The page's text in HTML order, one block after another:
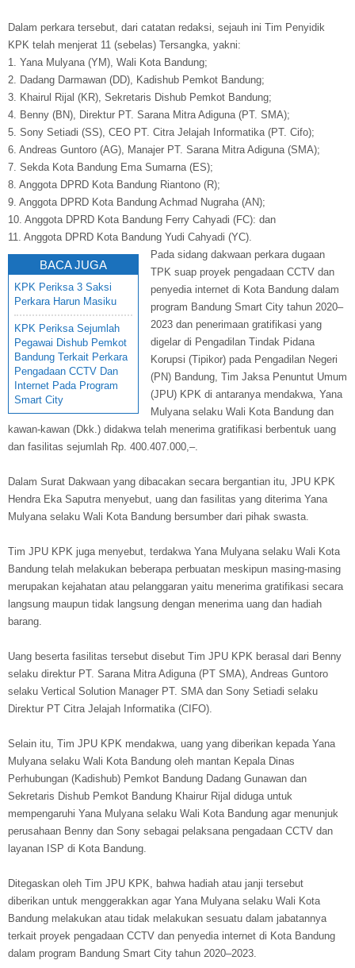
Dalam perkara tersebut, dari catatan redaksi, sejauh ini Tim Penyidik
KPK telah menjerat 11 (sebelas) Tersangka, yakni:
1. Yana Mulyana (YM), Wali Kota Bandung;
2. Dadang Darmawan (DD), Kadishub Pemkot Bandung;
3. Khairul Rijal (KR), Sekretaris Dishub Pemkot Bandung;
4. Benny (BN), Direktur PT. Sarana Mitra Adiguna (PT. SMA);
5. Sony Setiadi (SS), CEO PT. Citra Jelajah Informatika (PT. Cifo);
6. Andreas Guntoro (AG), Manajer PT. Sarana Mitra Adiguna (SMA);
7. Sekda Kota Bandung Ema Sumarna (ES);
8. Anggota DPRD Kota Bandung Riantono (R);
9. Anggota DPRD Kota Bandung Achmad Nugraha (AN);
10. Anggota DPRD Kota Bandung Ferry Cahyadi (FC): dan
11. Anggota DPRD Kota Bandung Yudi Cahyadi (YC).
BACA JUGA
KPK Periksa 3 Saksi
Perkara Harun Masiku
KPK Periksa Sejumlah
Pegawai Dishub Pemkot
Bandung Terkait Perkara
Pengadaan CCTV Dan
Internet Pada Program
Smart City
Pada sidang dakwaan perkara dugaan
TPK suap proyek pengadaan CCTV dan
penyedia internet di Kota Bandung dalam
program Bandung Smart City tahun 2020–
2023 dan penerimaan gratifikasi yang
digelar di Pengadilan Tindak Pidana
Korupsi (Tipikor) pada Pengadilan Negeri
(PN) Bandung, Tim Jaksa Penuntut Umum
(JPU) KPK di antaranya mendakwa, Yana
Mulyana selaku Wali Kota Bandung dan
kawan-kawan (Dkk.) didakwa telah menerima gratifikasi berbentuk uang
dan fasilitas sejumlah Rp. 400.407.000,–.
Dalam Surat Dakwaan yang dibacakan secara bergantian itu, JPU KPK
Hendra Eka Saputra menyebut, uang dan fasilitas yang diterima Yana
Mulyana selaku Wali Kota Bandung bersumber dari pihak swasta.
Tim JPU KPK juga menyebut, terdakwa Yana Mulyana selaku Wali Kota
Bandung telah melakukan beberapa perbuatan meskipun masing-masing
merupakan kejahatan atau pelanggaran yaitu menerima gratifikasi secara
langsung maupun tidak langsung dengan menerima uang dan hadiah
barang.
Uang beserta fasilitas tersebut disebut Tim JPU KPK berasal dari Benny
selaku direktur PT. Sarana Mitra Adiguna (PT SMA), Andreas Guntoro
selaku Vertical Solution Manager PT. SMA dan Sony Setiadi selaku
Direktur PT Citra Jelajah Informatika (CIFO).
Selain itu, Tim JPU KPK mendakwa, uang yang diberikan kepada Yana
Mulyana selaku Wali Kota Bandung oleh mantan Kepala Dinas
Perhubungan (Kadishub) Pemkot Bandung Dadang Gunawan dan
Sekretaris Dishub Pemkot Bandung Khairur Rijal diduga untuk
mempengaruhi Yana Mulyana selaku Wali Kota Bandung agar menunjuk
perusahaan Benny dan Sony sebagai pelaksana pengadaan CCTV dan
layanan ISP di Kota Bandung.
Ditegaskan oleh Tim JPU KPK, bahwa hadiah atau janji tersebut
diberikan untuk menggerakkan agar Yana Mulyana selaku Wali Kota
Bandung melakukan atau tidak melakukan sesuatu dalam jabatannya
terkait proyek pengadaan CCTV dan penyedia internet di Kota Bandung
dalam program Bandung Smart City tahun 2020–2023.